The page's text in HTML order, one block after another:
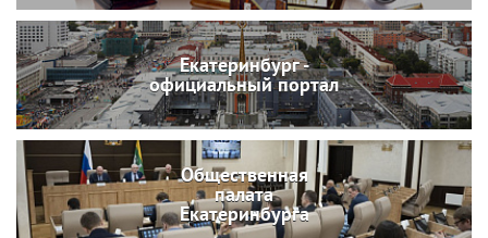
Екатеринбург -
официальный портал
Общественная
палата
Екатеринбурга